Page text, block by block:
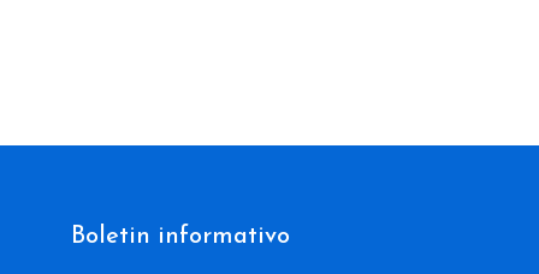
Boletin informativo